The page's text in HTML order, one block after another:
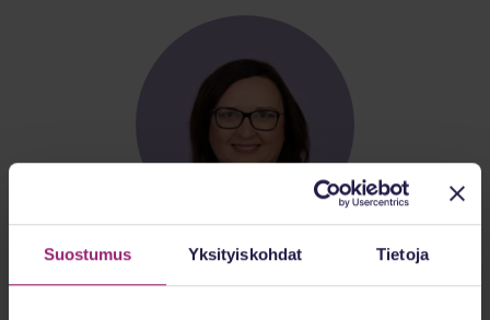
Suostumus Yksityiskohdat Tietoja
Kaili Hjorth
Palvelujohtaja